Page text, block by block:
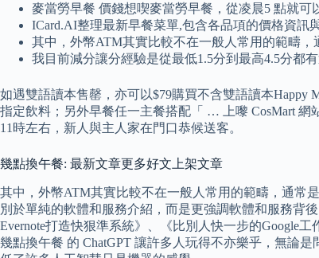
麥當勞早餐 價錢想喫麥當勞早餐，從凌晨5 點就可
ICard.AI整理最新早餐菜單,包含各品項的價格資訊
其中，外幣ATM其實比較不在一般人常用的範疇
我目前減分讓分經驗是從最低1.5分到最高4.5分都
如遇雙語讀本售罄，亦可以$79購買不含雙語讀本
指定飲料；另外早餐任一主餐搭配「 … 上嚟 CosMart 網
11時左右，新人與主人家在門口恭候送客。
幾點換午餐: 最新文章更多好文上架文章
其中，外幣ATM其實比較不在一般人常用的範疇，通常
別於單純的軟體和服務介紹，而是更強調軟體和服務背
Evernote打造快狠準系統》、《比別人快一步的Google工
幾點換午餐 的 ChatGPT 讓許多人玩得不亦樂乎，無論